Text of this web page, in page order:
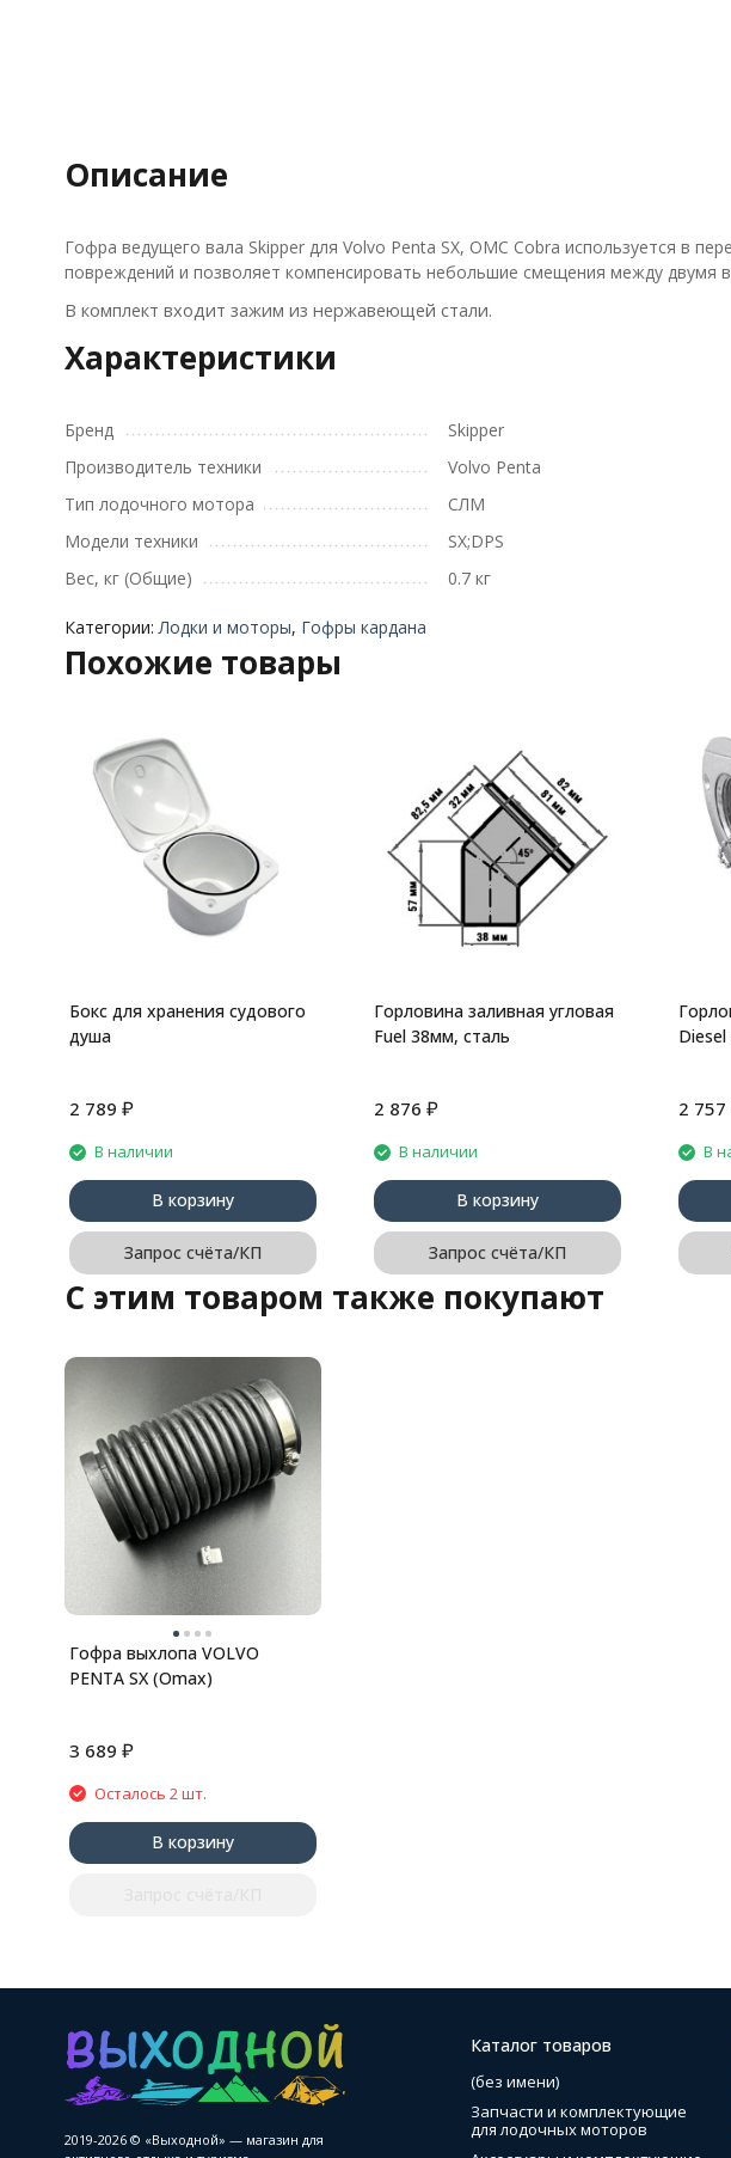
Описание
Гофра ведущего вала Skipper для Volvo Penta SX, OMC Cobra используется в
повреждений и позволяет компенсировать небольшие смещения между двумя
В комплект входит зажим из нержавеющей стали.
Характеристики
Бренд
Skipper
Производитель техники
Volvo Penta
Тип лодочного мотора
СЛМ
Модели техники
SX;DPS
Вес, кг (Общие)
0.7 кг
Категории:Лодки и моторы, Гофры кардана
Похожие товары
Бокс для хранения судового
душа
2 789 ₽
В наличии
В корзину
Запрос счёта/КП
Горловина заливная угловая
Fuel 38мм, сталь
2 876 ₽
В наличии
В корзину
Запрос счёта/КП
2 757
В
C этим товаром также покупают
Гофра выхлопа VOLVO
PENTA SX (Omax)
3 689 ₽
Осталось 2 шт.
В корзину
2019-2026 © «Выходной» — магазин для
Каталог товаров
(без имени)
Запчасти и комплектующие
для лодочных моторов